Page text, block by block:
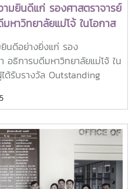
มยินดีแก่ รองศาสตราจารย์
หาวิทยาลัยแม่โจ้ ในโอกาส
Scholarship
นดีอย่างยิ่งแก่ รอง
อธิการบดีมหาวิทยาลัยแม่โจ้ ใน
ด้รับรางวัล Outstanding
ต้ว่าด้วยบัณฑิตศึกษาและการ
in Agriculture
ติยศระดับภูมิภาคที่มอบแก่ศิษย์
จโดดเด่นทางวิชาชีพ มีภาวะผู้นำ
พัฒนาการเกษตร ชนบท ชุมชน